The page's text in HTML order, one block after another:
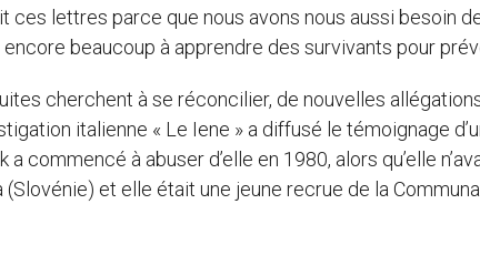
ces lettres parce que nous avons nous aussi besoin
encore beaucoup à apprendre des survivants pour
cherchent à se réconcilier, de nouvelles
italienne « Le Iene » a diffusé le témoignage
a commencé à abuser d’elle en 1980, alors qu’elle
(Slovénie) et elle était une jeune recrue de la